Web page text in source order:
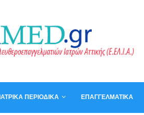
ΙΑΤΡΙΚΆ ΠΕΡΙΟΔΙΚΆ ΕΠΑΓΓΕΛΜΑΤΙΚΆ